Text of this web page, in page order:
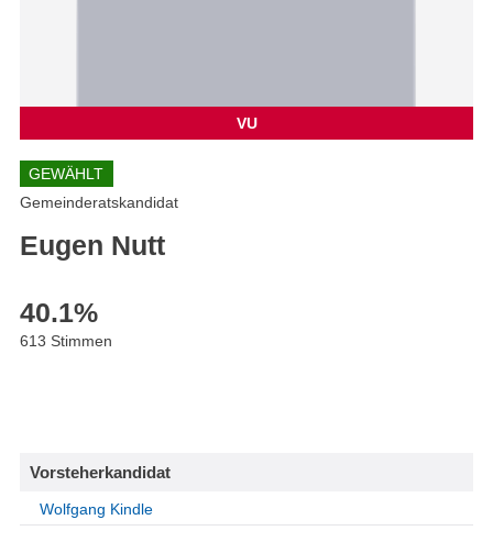
VU
GEWÄHLT
Gemeinderatskandidat
Eugen Nutt
40.1%
613 Stimmen
Vorsteherkandidat
Wolfgang Kindle